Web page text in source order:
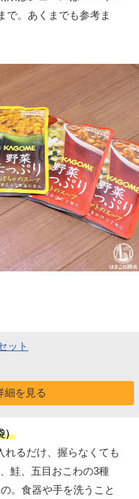
で。あくまでも参考ま
ット
細を見る
）
れるだけ、握らなくても
鮭、五目おこわの3種
。食器や手を洗うこと